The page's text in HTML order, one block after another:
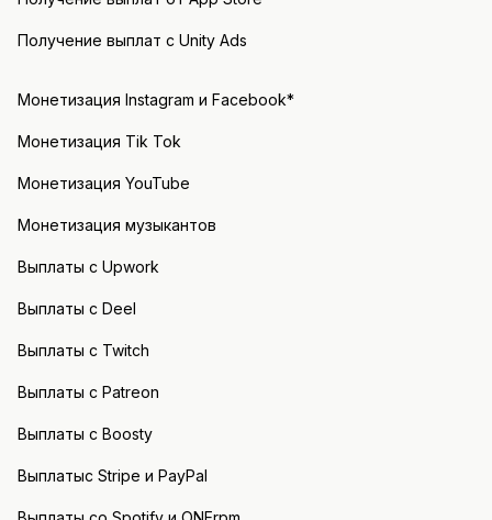
Получение выплат с Unity Ads
Монетизация Instagram и Facebook*
Монетизация Tik Tok
Монетизация YouTube
Монетизация музыкантов
Выплаты с Upwork
Выплаты с Deel
Выплаты с Twitch
Выплаты с Patreon
Выплаты с Boosty
Выплатыс Stripe и PayPal